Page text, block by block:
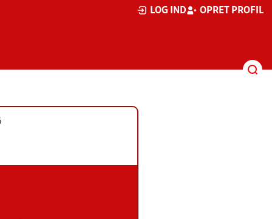
LOG IND OPRET PROFIL